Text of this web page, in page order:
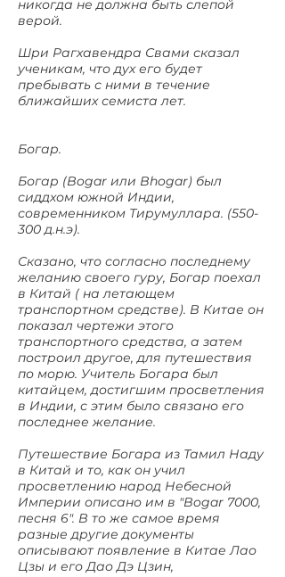
никогда не должна быть слепой
верой.
Шри Рагхавендра Свами сказал
ученикам, что дух его будет
пребывать с ними в течение
ближайших семиста лет.
Богар.
Богар (Bogar или Bhogar) был
сиддхом южной Индии,
современником Тирумуллара. (550-
300 д.н.э).
Сказано, что согласно последнему
желанию своего гуру, Богар поехал
в Китай ( на летающем
транспортном средстве). В Китае он
показал чертежи этого
транспортного средства, а затем
построил другое, для путешествия
по морю. Учитель Богара был
китайцем, достигшим просветления
в Индии, с этим было связано его
последнее желание.
Путешествие Богара из Тамил Наду
в Китай и то, как он учил
просветлению народ Небесной
Империи описано им в "Bogar 7000,
песня 6". В то же самое время
разные другие документы
описывают появление в Китае Лао
Цзы и его Дао Дэ Цзин,